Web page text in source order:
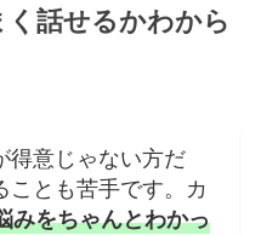
く話せるかわから
得意じゃない方だ
ことも苦手です。カ
みをちゃんとわかっ